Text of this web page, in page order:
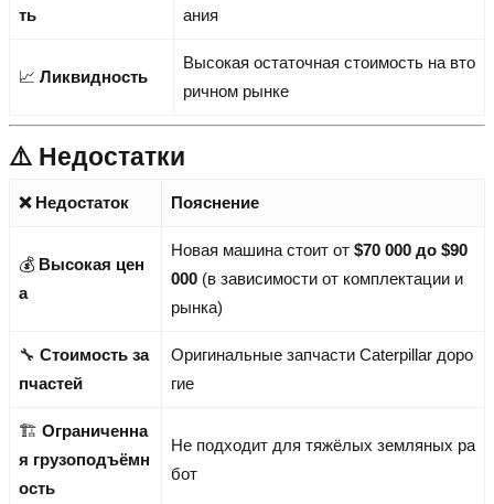
ть
ания
📈 Ликвидность
Высокая остаточная стоимость на вто
ричном рынке
⚠️ Недостатки
❌ Недостаток Пояснение
💰 Высокая цен
а
Новая машина стоит от $70 000 до $90
000 (в зависимости от комплектации и
рынка)
🔧 Стоимость за
пчастей
Оригинальные запчасти Caterpillar доро
гие
🏗️ Ограниченна
я грузоподъёмн
ость
Не подходит для тяжёлых земляных ра
бот